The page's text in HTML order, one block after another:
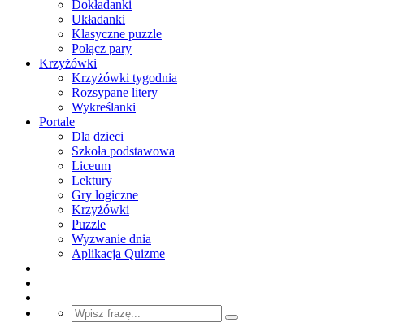
Dokładanki
Układanki
Klasyczne puzzle
Połącz pary
Krzyżówki
Krzyżówki tygodnia
Rozsypane litery
Wykreślanki
Portale
Dla dzieci
Szkoła podstawowa
Liceum
Lektury
Gry logiczne
Krzyżówki
Puzzle
Wyzwanie dnia
Aplikacja Quizme